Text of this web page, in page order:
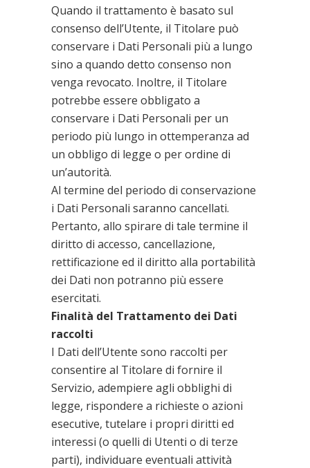
Quando il trattamento è basato sul
consenso dell’Utente, il Titolare può
conservare i Dati Personali più a lungo
sino a quando detto consenso non
venga revocato. Inoltre, il Titolare
potrebbe essere obbligato a
conservare i Dati Personali per un
periodo più lungo in ottemperanza ad
un obbligo di legge o per ordine di
un’autorità.
Al termine del periodo di conservazione
i Dati Personali saranno cancellati.
Pertanto, allo spirare di tale termine il
diritto di accesso, cancellazione,
rettificazione ed il diritto alla portabilità
dei Dati non potranno più essere
esercitati.
Finalità del Trattamento dei Dati
raccolti
I Dati dell’Utente sono raccolti per
consentire al Titolare di fornire il
Servizio, adempiere agli obblighi di
legge, rispondere a richieste o azioni
esecutive, tutelare i propri diritti ed
interessi (o quelli di Utenti o di terze
parti), individuare eventuali attività